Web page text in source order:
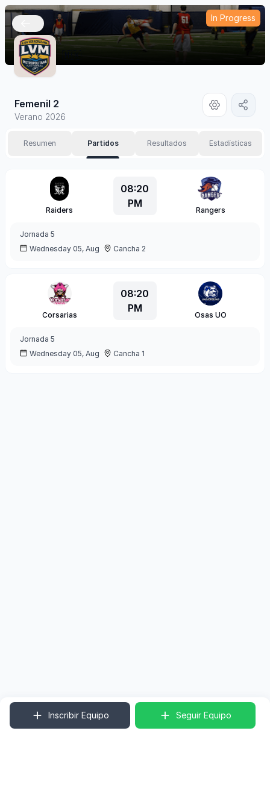
In Progress
Femenil 2
Verano 2026
Resumen Partidos Resultados Estadísticas
Raiders
08:20
PM
Rangers
Jornada 5
Wednesday 05, Aug
Cancha 2
Corsarias
08:20
PM
Osas UO
Jornada 5
Wednesday 05, Aug
Cancha 1
Inscribir Equipo Seguir Equipo